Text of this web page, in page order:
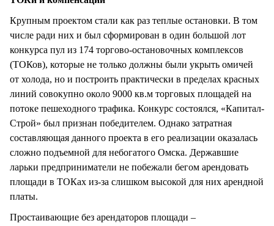
Крупным проектом стали как раз теплые остановки. В том
числе ради них и был сформирован в один большой лот
конкурса пул из 174 торгово-остановочных комплексов
(ТОКов), которые не только должны были укрыть омичей
от холода, но и построить практически в пределах красных
линий совокупно около 9000 кв.м торговых площадей на
потоке пешеходного трафика. Конкурc состоялся, «Капитал-
Строй» был признан победителем. Однако затратная
составляющая данного проекта в его реализации оказалась
сложно подъемной для небогатого Омска. Державшие
ларьки предприниматели не побежали бегом арендовать
площади в ТОКах из-за слишком высокой для них арендной
платы.
Простаивающие без арендаторов площади –